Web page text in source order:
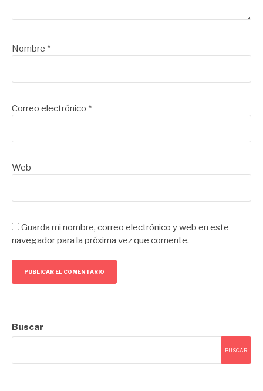
Nombre *
Correo electrónico *
Web
Guarda mi nombre, correo electrónico y web en este
navegador para la próxima vez que comente.
Buscar
BUSCAR